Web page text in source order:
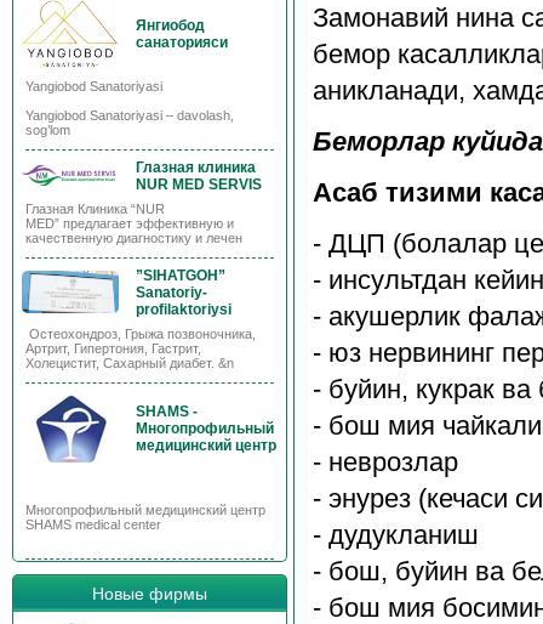
Янгиобод
санаторияси
Yangiobod Sanatoriyasi
Yangiobod Sanatoriyasi – davolash,
sog’lom
Глазная клиника
NUR MED SERVIS
Глазная Клиника “NUR
MED” предлагает эффективную и
качественную диагностику и лечен
”SIHATGOH”
Sanatoriy-
profilaktoriysi
Остеохондроз, Грыжа позвоночника,
Артрит, Гипертония, Гастрит,
Холецистит, Сахарный диабет. &n
SHAMS -
Многопрофильный
медицинский центр
Многопрофильный медицинский центр
SHAMS medical center
Новые фирмы
Замонавий нина
бемор
аникланади,
Беморлар
Асаб тизими
- ДЦП (болалар
- инсультдан
- акушерлик
- юз нервининг
- буйин, кукрак
- бош мия
- неврозлар
- энурез (кечаси
- дудукланиш
- бош, буйин ва
- бош мия